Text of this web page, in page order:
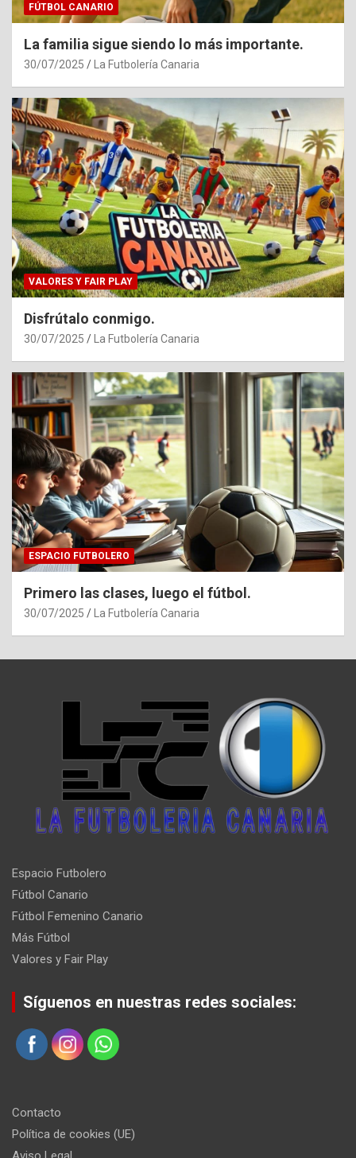
FÚTBOL CANARIO
La familia sigue siendo lo más importante.
30/07/2025 La Futbolería Canaria
VALORES Y FAIR PLAY
Disfrútalo conmigo.
30/07/2025 La Futbolería Canaria
ESPACIO FUTBOLERO
Primero las clases, luego el fútbol.
30/07/2025 La Futbolería Canaria
Espacio Futbolero
Fútbol Canario
Fútbol Femenino Canario
Más Fútbol
Valores y Fair Play
Síguenos en nuestras redes sociales:
Contacto
Política de cookies (UE)